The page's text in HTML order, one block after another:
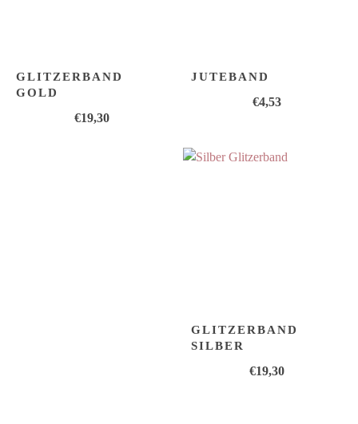
GLITZERBAND
GOLD
€19,30
JUTEBAND
€4,53
GLITZERBAND
SILBER
€19,30